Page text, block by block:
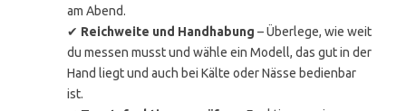
am Abend.
✔ Reichweite und Handhabung – Überlege, wie weit
du messen musst und wähle ein Modell, das gut in der
Hand liegt und auch bei Kälte oder Nässe bedienbar
ist.